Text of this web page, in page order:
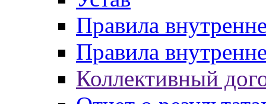
Правила
Правила
Коллективный